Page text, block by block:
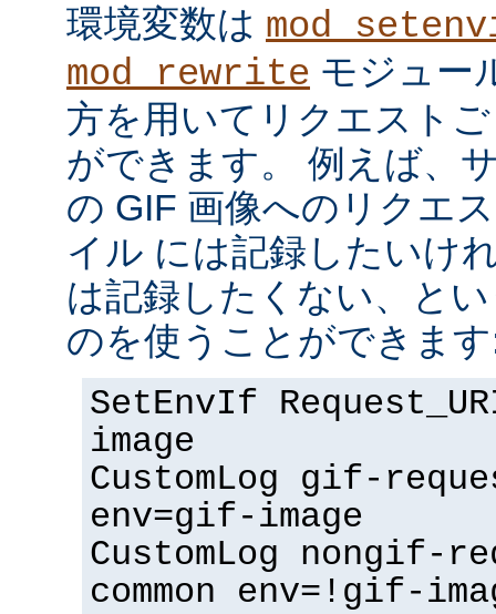
環境変数は
mod_rewrite モジュー
方を用いてリクエスト
ができます。 例えば、
の GIF 画像へのリクエ
イル には記録したいけ
は記録したくない、と
のを使うことができま
SetEnvIf
image
CustomLog gif-
env=gif-image
CustomLog nongif-
common env=!gif-